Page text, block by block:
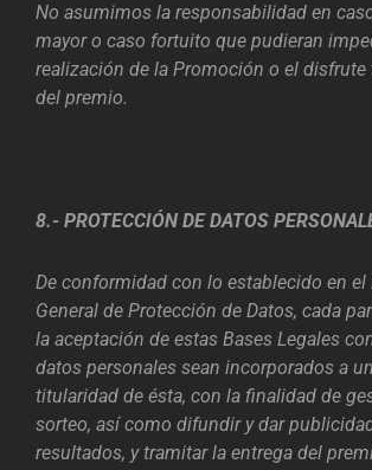
No asumimos la responsabilidad en
mayor o caso fortuito que pudieran
realización de la Promoción o el
del premio.
8.- PROTECCIÓN DE DATOS
De conformidad con lo establecido en el
General de Protección de Datos, cada
la aceptación de estas Bases Legales
datos personales sean incorporados a
titularidad de ésta, con la finalidad de
sorteo, así como difundir y dar
resultados, y tramitar la entrega del